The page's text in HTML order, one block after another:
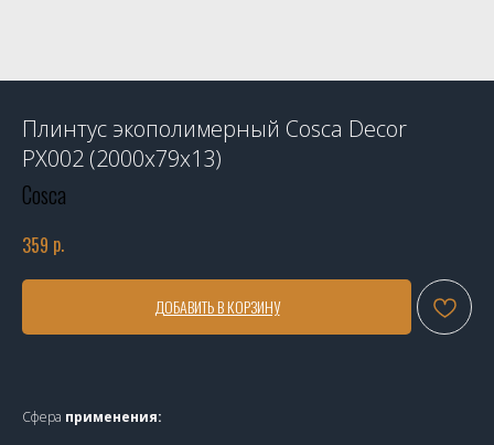
Плинтус экополимерный Cosca Decor
PX002 (2000x79x13)
Cosca
359 р.
ДОБАВИТЬ В КОРЗИНУ
Сфера применения: